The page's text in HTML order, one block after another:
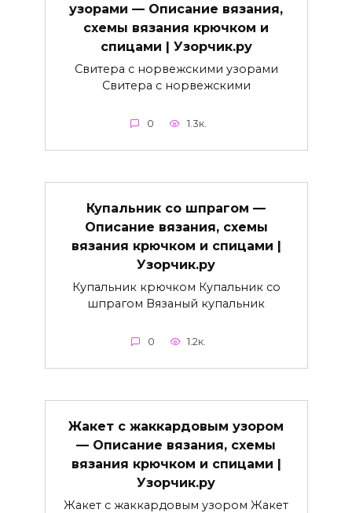
узорами — Описание вязания,
схемы вязания крючком и
спицами | Узорчик.ру
Свитера с норвежскими узорами
Свитера с норвежскими
0 1.3к.
Купальник со шпрагом —
Описание вязания, схемы
вязания крючком и спицами |
Узорчик.ру
Купальник крючком Купальник со
шпрагом Вязаный купальник
0 1.2к.
Жакет с жаккардовым узором
— Описание вязания, схемы
вязания крючком и спицами |
Узорчик.ру
Жакет с жаккардовым узором Жакет